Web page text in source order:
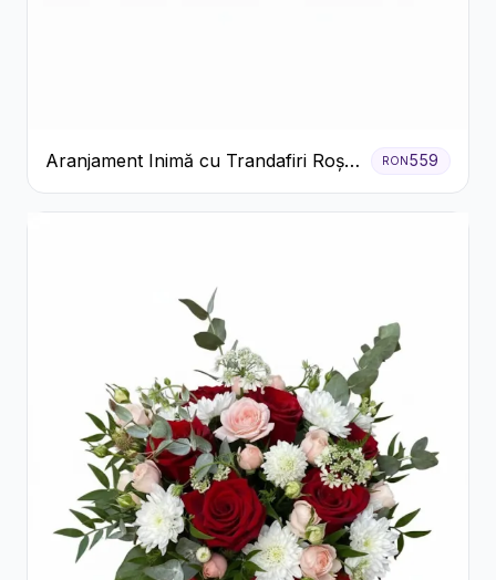
Aranjament Inimă cu Trandafiri Roșii
și Ciocolată Ferrero Rocher
RON559